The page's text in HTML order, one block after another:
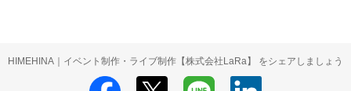
HIMEHINA｜イベント制作・ライブ制作【株式会社LaRa】 をシェアしましょう